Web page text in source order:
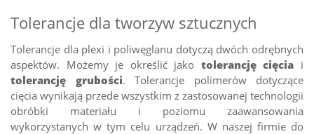
Tolerancje dla tworzyw sztucznych
Tolerancje dla plexi i poliwęglanu dotyczą dwóch odrębnych
aspektów. Możemy je określić jako tolerancję cięcia i
tolerancję grubości. Tolerancje polimerów dotyczące
cięcia wynikają przede wszystkim z zastosowanej technologii
obróbki materiału i poziomu zaawansowania
wykorzystanych w tym celu urządzeń. W naszej firmie do